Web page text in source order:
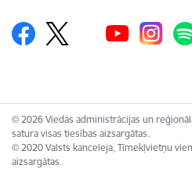
© 2026 Viedās administrācijas un
satura visas tiesības aizsargātas.
© 2020 Valsts kanceleja, Tīmekļvietņu
aizsargātas.